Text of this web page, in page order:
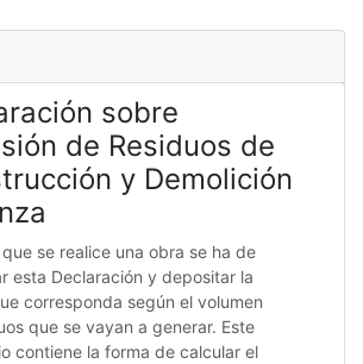
sobre
de Residuos de
y Demolición
se realice una obra se ha de
esta Declaración y depositar la
corresponda según el volumen
que se vayan a generar. Este
contiene la forma de calcular el